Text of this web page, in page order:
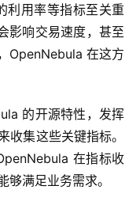
利用率等指标至关重
影响交易速度，甚至
OpenNebula 在这方
的开源特性，发挥
收集这些关键指标。
在指标收
满足业务需求。